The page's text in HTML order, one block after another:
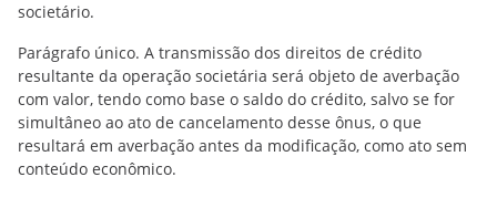
societário.
Parágrafo único. A transmissão dos direitos de crédito
resultante da operação societária será objeto de averbação
com valor, tendo como base o saldo do crédito, salvo se for
simultâneo ao ato de cancelamento desse ônus, o que
resultará em averbação antes da modificação, como ato sem
conteúdo econômico.